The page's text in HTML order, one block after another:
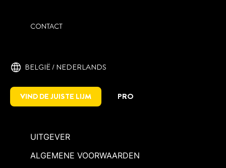
CONTACT
BELGIË / NEDERLANDS
VIND DE JUISTE LIJM PRO
UITGEVER
ALGEMENE VOORWAARDEN